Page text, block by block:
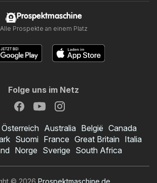
Prospektmaschine
Alle Prospekte an einem Platz
Folge uns im Netz
Österreich Australia België Canada
Suomi France Great Britain Italia
Norge Sverige South Africa
© 2026 Prospektmaschine.de